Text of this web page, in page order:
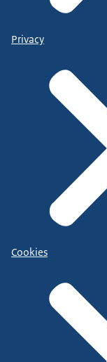
Privacy
Cookies